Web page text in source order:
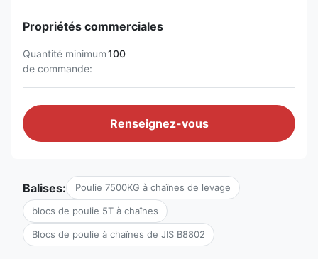
Propriétés commerciales
Quantité minimum
de commande:
100
Renseignez-vous
Balises: Poulie 7500KG à chaînes de levage
blocs de poulie 5T à chaînes
Blocs de poulie à chaînes de JIS B8802